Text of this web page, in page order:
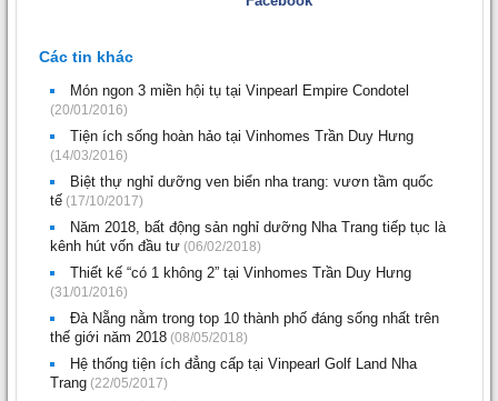
Các tin khác
Món ngon 3 miền hội tụ tại Vinpearl Empire Condotel
(20/01/2016)
Tiện ích sống hoàn hảo tại Vinhomes Trần Duy Hưng
(14/03/2016)
Biệt thự nghỉ dưỡng ven biển nha trang: vươn tầm quốc
tế (17/10/2017)
Năm 2018, bất động sản nghỉ dưỡng Nha Trang tiếp tục là
kênh hút vốn đầu tư (06/02/2018)
Thiết kế “có 1 không 2” tại Vinhomes Trần Duy Hưng
(31/01/2016)
Đà Nẵng nằm trong top 10 thành phố đáng sống nhất trên
thế giới năm 2018 (08/05/2018)
Hệ thống tiện ích đẳng cấp tại Vinpearl Golf Land Nha
Trang (22/05/2017)